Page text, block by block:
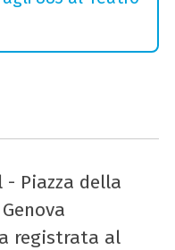
- Piazza della
registrata al